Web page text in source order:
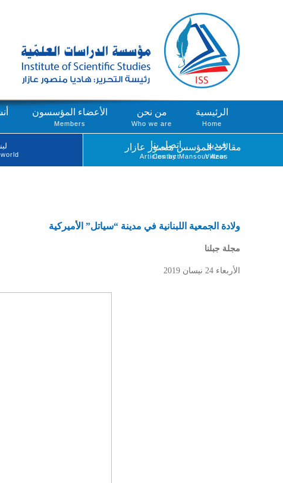
الرئيسية
Home
من نحن
Who we are
الأعضاء المؤسسون
Members
فيديو
Videos
اتصل بنا
Contact
مقالات المؤسس منصور عازار
Articles by Mansour Azar
ولادة الجمعية اللبنانية في مدينة “سياتل” الأميركية
مجلة جبلنا
الأربعاء 24 نيسان 2019